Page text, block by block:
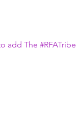
add The #RFATribe